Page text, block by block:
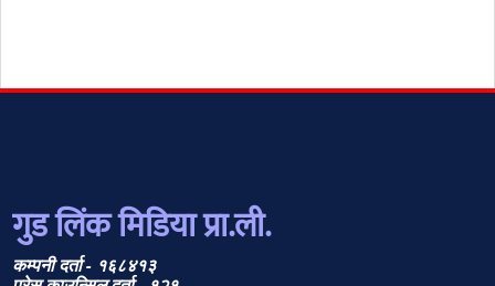
गुड लिंक मिडिया प्रा.ली.
कम्पनी दर्ता - १६८४१३